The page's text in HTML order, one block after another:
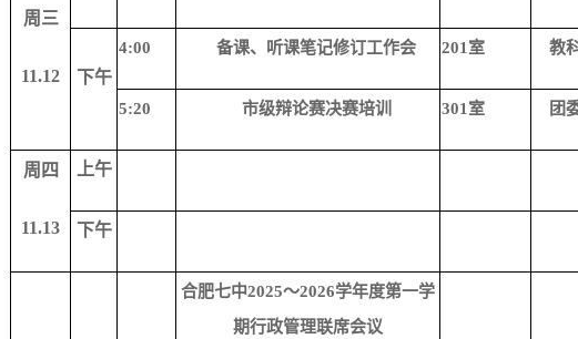
周三
11.12 下午
4:00 备课、听课笔记修订工作会 201室 教
5:20 市级辩论赛决赛培训 301室 团
周四
11.13
上午
下午
合肥七中2025～2026学年度第一学
期行政管理联席会议